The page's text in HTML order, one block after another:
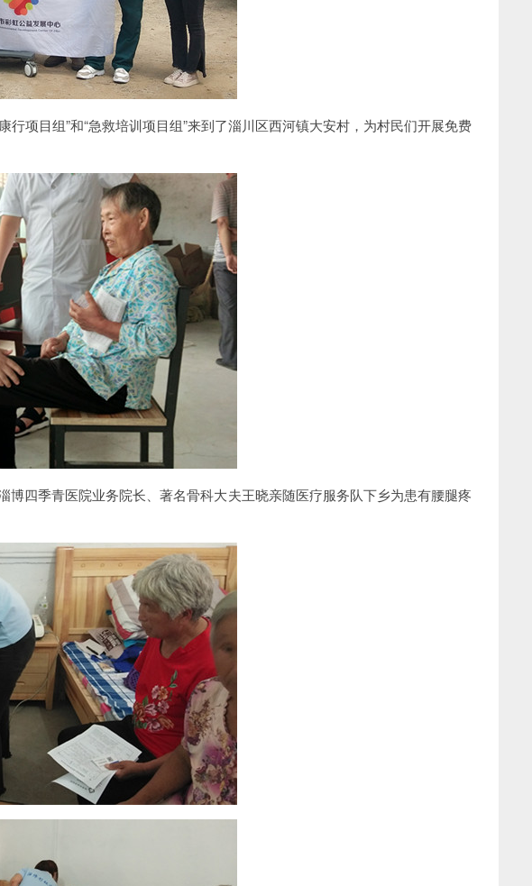
项目组”和“急救培训项目组”来到了淄川区西河镇大安村，为村民们开展免费
四季青医院业务院长、著名骨科大夫王晓亲随医疗服务队下乡为患有腰腿疼